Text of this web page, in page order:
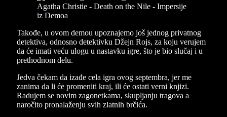
Takođe, u ovom demou upoznajemo još jednog privatnog
detektiva, odnosno detektivku Džejn Rojs, za koju verujem
da će imati veću ulogu u nastavku igre, što je bio slučaj i u
prethodnom delu.
Jedva čekam da izađe cela igra ovog septembra, jer me
zanima da li će promeniti kraj, ili će ostati verni knjizi.
Radujem se novim zagonetkama, skupljanju tragova a
naročito pronalaženju svih zlatnih brčića.